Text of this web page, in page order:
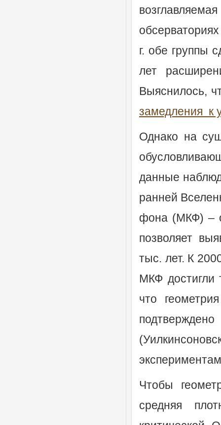
г. обе группы
лет
Выяснилось,
замедления к
Однако на
данные
ранней
фона (МКФ) –
позволяет
тыс. лет. К
МКФ достигли
что
Чтобы
средняя